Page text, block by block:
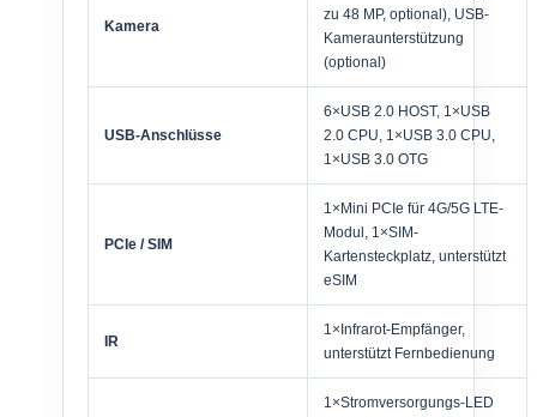
Kamera
zu 48 MP, optional), USB-
Kameraunterstützung
(optional)
USB-Anschlüsse
6×USB 2.0 HOST, 1×USB
2.0 CPU, 1×USB 3.0 CPU,
1×USB 3.0 OTG
PCIe / SIM
1×Mini PCIe für 4G/5G LTE-
Modul, 1×SIM-
Kartensteckplatz, unterstützt
eSIM
IR
1×Infrarot-Empfänger,
unterstützt Fernbedienung
1×Stromversorgungs-LED